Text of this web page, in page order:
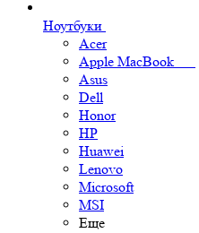
Ноутбуки
Acer
Apple MacBook
Asus
Dell
Honor
HP
Huawei
Lenovo
Microsoft
MSI
Еще